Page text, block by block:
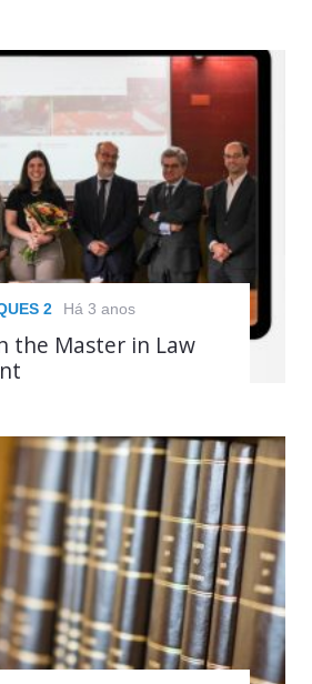
2 Há 3 anos
the Master in Law